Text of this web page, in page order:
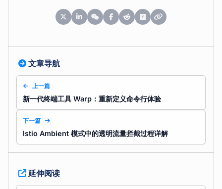
文章导航
上一篇
新一代终端工具 Warp：重新定义命令行体验
下一篇
Istio Ambient 模式中的透明流量拦截过程详解
延伸阅读